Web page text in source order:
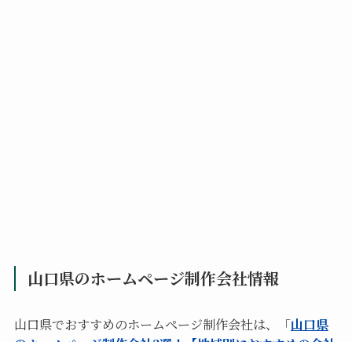
山口県のホームページ制作会社情報
山口県でおすすめのホームページ制作会社は、「山口県